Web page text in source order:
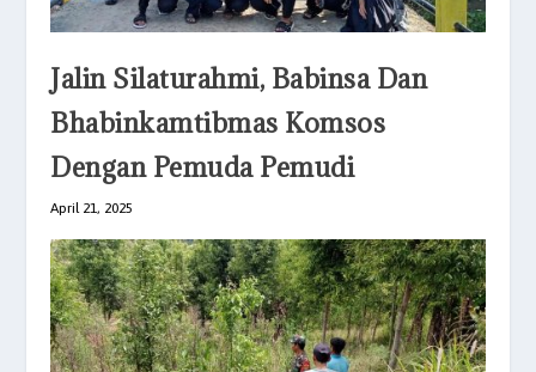
Jalin Silaturahmi, Babinsa Dan
Bhabinkamtibmas Komsos
Dengan Pemuda Pemudi
April 21, 2025